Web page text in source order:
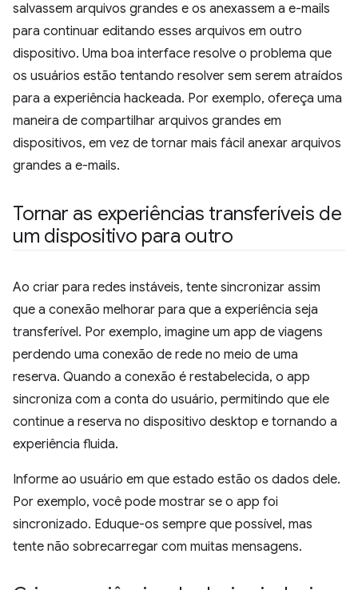
salvassem arquivos grandes e os anexassem a e-mails
para continuar editando esses arquivos em outro
dispositivo. Uma boa interface resolve o problema que
os usuários estão tentando resolver sem serem atraídos
para a experiência hackeada. Por exemplo, ofereça uma
maneira de compartilhar arquivos grandes em
dispositivos, em vez de tornar mais fácil anexar arquivos
grandes a e-mails.
Tornar as experiências transferíveis de
um dispositivo para outro
Ao criar para redes instáveis, tente sincronizar assim
que a conexão melhorar para que a experiência seja
transferível. Por exemplo, imagine um app de viagens
perdendo uma conexão de rede no meio de uma
reserva. Quando a conexão é restabelecida, o app
sincroniza com a conta do usuário, permitindo que ele
continue a reserva no dispositivo desktop e tornando a
experiência fluida.
Informe ao usuário em que estado estão os dados dele.
Por exemplo, você pode mostrar se o app foi
sincronizado. Eduque-os sempre que possível, mas
tente não sobrecarregar com muitas mensagens.